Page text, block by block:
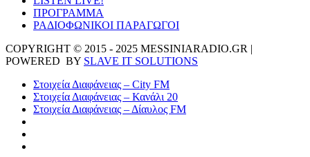
ΠΡΟΓΡΑΜΜΑ
ΡΑΔΙΟΦΩΝΙΚΟΙ ΠΑΡΑΓΩΓΟΙ
COPYRIGHT © 2015 - 2025 MESSINIARADIO.GR |
POWERED BY SLAVE IT SOLUTIONS
Στοιχεία Διαφάνειας – City FM
Στοιχεία Διαφάνειας – Κανάλι 20
Στοιχεία Διαφάνειας – Δίαυλος FM